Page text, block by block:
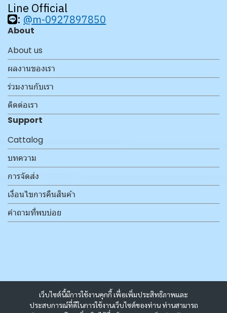
เว็บไซต์นี้มีการใช้งานคุกกี้ เพื่อเพิ่มประสิทธิภาพและ
ประสบการณ์ที่ดีในการใช้งานเว็บไซต์ของท่าน ท่านสามารถ
Line Official
: @m-0927897850
About
About us
ผลงานของเรา
ร่วมงานกับเรา
ติดต่อเรา
Support
Cattalog
บทความ
การจัดส่ง
เงื่อนไขการคืนสินค้า
คำถามที่พบบ่อย